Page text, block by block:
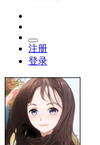
注册
登录